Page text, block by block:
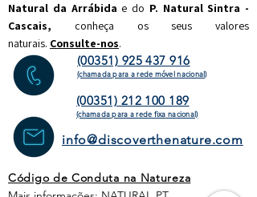
Natural da Arrábida e do P. Natural Sintra -
Cascais, conheça os seus valores
naturais. Consulte-nos.
(00351) 925 437 916
(chamada para a rede móvel nacional)
(00351) 212 100 189
(chamada para a rede fixa nacional)
info@discoverthenature.com
Código de Conduta na Natureza